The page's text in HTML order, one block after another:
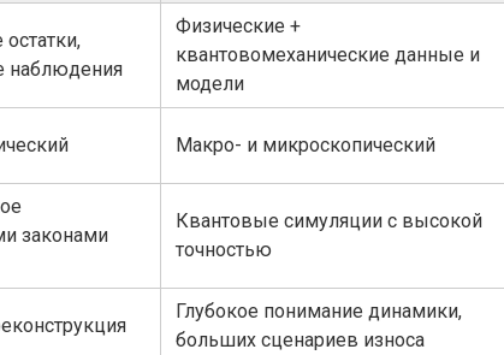
наблюдения
Физические +
квантовомеханические данные и
модели
Макро- и микроскопический
законами
Квантовые симуляции с высокой
точностью
Глубокое понимание динамики,
больших сценариев износа